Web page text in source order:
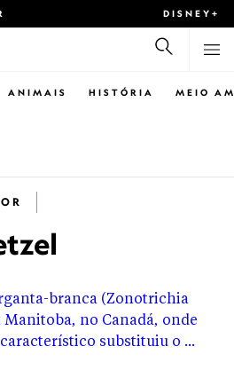
DISNEY+
ANIMAIS HISTÓRIA MEIO